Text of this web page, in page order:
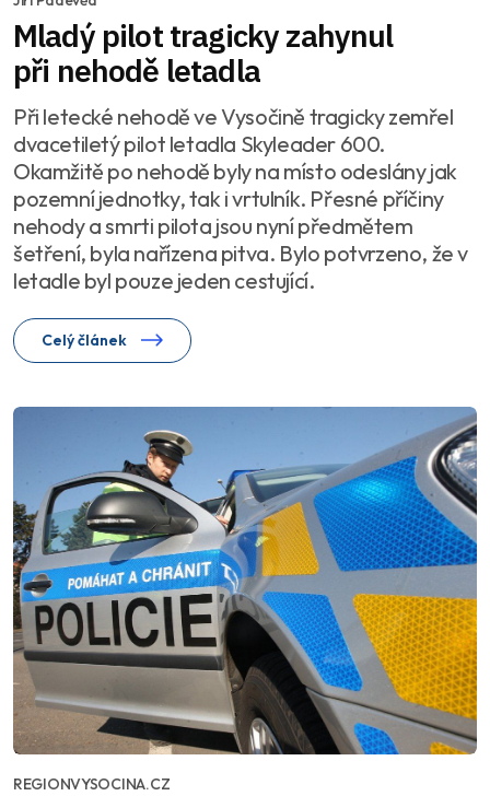
Mladý pilot tragicky zahynul
při nehodě letadla
Při letecké nehodě ve Vysočině tragicky zemřel
dvacetiletý pilot letadla Skyleader 600.
Okamžitě po nehodě byly na místo odeslány jak
pozemní jednotky, tak i vrtulník. Přesné příčiny
nehody a smrti pilota jsou nyní předmětem
šetření, byla nařízena pitva. Bylo potvrzeno, že v
letadle byl pouze jeden cestující.
Celý článek
REGIONVYSOCINA.CZ